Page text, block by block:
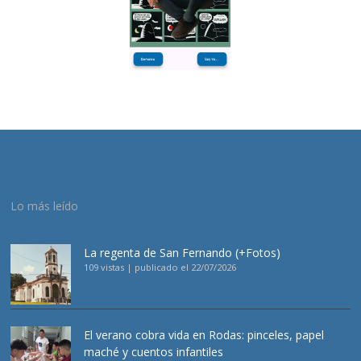
Lo más leído
La regenta de San Fernando (+Fotos)
109 vistas | publicado el 22/07/2026
El verano cobra vida en Rodas: pinceles, papel
maché y cuentos infantiles